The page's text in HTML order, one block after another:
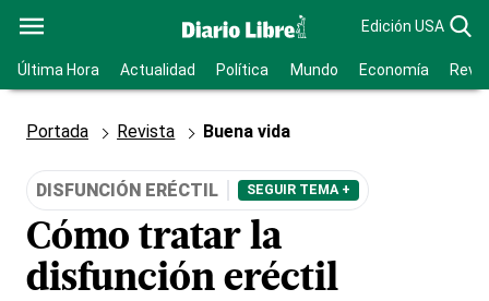
Edición USA
Última Hora Actualidad Política Mundo Economía
Portada Revista Buena vida
DISFUNCIÓN ERÉCTIL SEGUIR TEMA +
Cómo tratar la
disfunción eréctil